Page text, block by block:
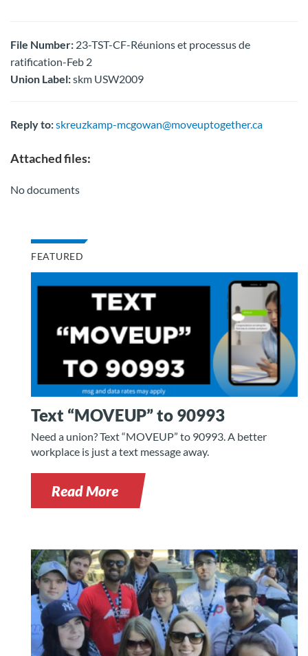
File Number: 23-TST-CF-Réunions et processus de
ratification-Feb 2
Union Label:skm USW2009
Reply to:skreuzkamp-mcgowan@moveuptogether.ca
Attached files:
No documents
FEATURED
Text “MOVEUP” to 90993
Need a union? Text “MOVEUP” to 90993. A better
workplace is just a text message away.
Read More